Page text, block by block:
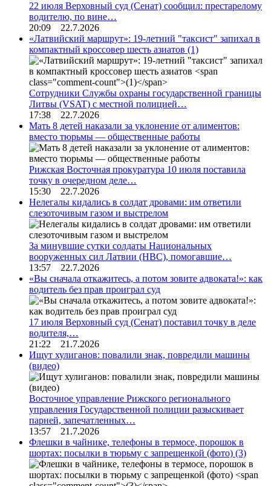
22 июля Верховный суд (Сенат) сообщил: престарелому
водителю, по вине…
20:09 22.7.2026
«Латвийский маршрут»: 19-летний "таксист" запихал в
компактный кроссовер шесть азиатов (1)
Сотрудники Службы охраны государственной границы
Литвы (VSAT) с местной полицией…
17:38 22.7.2026
Мать 8 детей наказали за уклонение от алиментов:
вместо тюрьмы — общественные работы
Рижская Восточная прокуратура 10 июля поставила
точку в очередном деле…
15:30 22.7.2026
Нелегалы кидались в солдат дровами: им ответили
слезоточивым газом и выстрелом
За минувшие сутки солдаты Национальных
вооруженных сил Латвии (НВС), помогавшие…
13:57 22.7.2026
«Вы сначала откажитесь, а потом зовите адвоката!»: как
водитель без прав проиграл суд
17 июля Верховный суд (Сенат) поставил точку в деле
водителя,…
21:22 21.7.2026
Ищут хулиганов: повалили знак, повредили машины
(видео)
Восточное управление Рижского регионального
управления Государственной полиции разыскивает
парней, запечатленных…
13:57 21.7.2026
Флешки в чайнике, телефоны в термосе, порошок в
шортах: посылки в тюрьму с запрещенкой (фото) (3)